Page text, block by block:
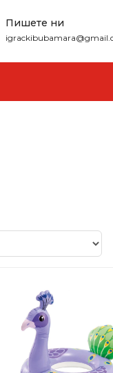
Пишете ни